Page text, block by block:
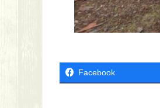
Facebook